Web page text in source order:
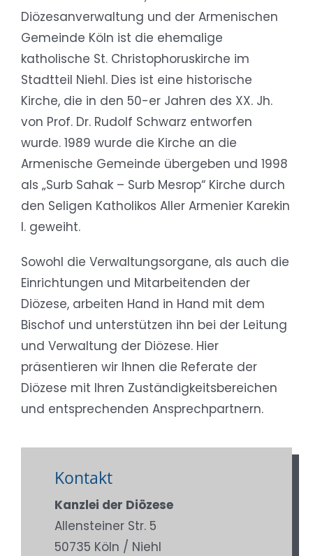
Diözesanverwaltung und der Armenischen
Gemeinde Köln ist die ehemalige
katholische St. Christophoruskirche im
Stadtteil Niehl. Dies ist eine historische
Kirche, die in den 50-er Jahren des XX. Jh.
von Prof. Dr. Rudolf Schwarz entworfen
wurde. 1989 wurde die Kirche an die
Armenische Gemeinde übergeben und 1998
als „Surb Sahak – Surb Mesrop“ Kirche durch
den Seligen Katholikos Aller Armenier Karekin
I. geweiht.
Sowohl die Verwaltungsorgane, als auch die
Einrichtungen und Mitarbeitenden der
Diözese, arbeiten Hand in Hand mit dem
Bischof und unterstützen ihn bei der Leitung
und Verwaltung der Diözese. Hier
präsentieren wir Ihnen die Referate der
Diözese mit Ihren Zuständigkeitsbereichen
und entsprechenden Ansprechpartnern.
Kontakt
Kanzlei der Diözese
Allensteiner Str. 5
50735 Köln / Niehl